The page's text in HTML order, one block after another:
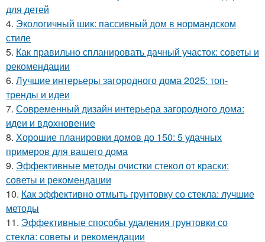
для детей
4. Экологичный шик: пассивный дом в нормандском
стиле
5. Как правильно спланировать дачный участок: советы и
рекомендации
6. Лучшие интерьеры загородного дома 2025: топ-
тренды и идеи
7. Современный дизайн интерьера загородного дома:
идеи и вдохновение
8. Хорошие планировки домов до 150: 5 удачных
примеров для вашего дома
9. Эффективные методы очистки стекол от краски:
советы и рекомендации
10. Как эффективно отмыть грунтовку со стекла: лучшие
методы
11. Эффективные способы удаления грунтовки со
стекла: советы и рекомендации